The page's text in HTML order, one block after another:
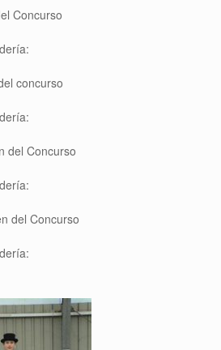
Concurso
concurso
del Concurso
del Concurso